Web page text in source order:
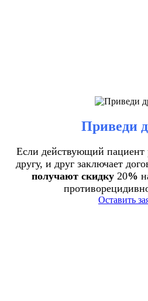
Приведи
Если действующий пациент
другу, и друг заключает
получают скидку 20%
Оставить